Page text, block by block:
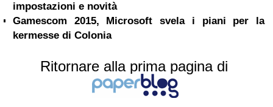
impostazioni e novità
Gamescom 2015, Microsoft svela i piani per la
kermesse di Colonia
Ritornare alla prima pagina di